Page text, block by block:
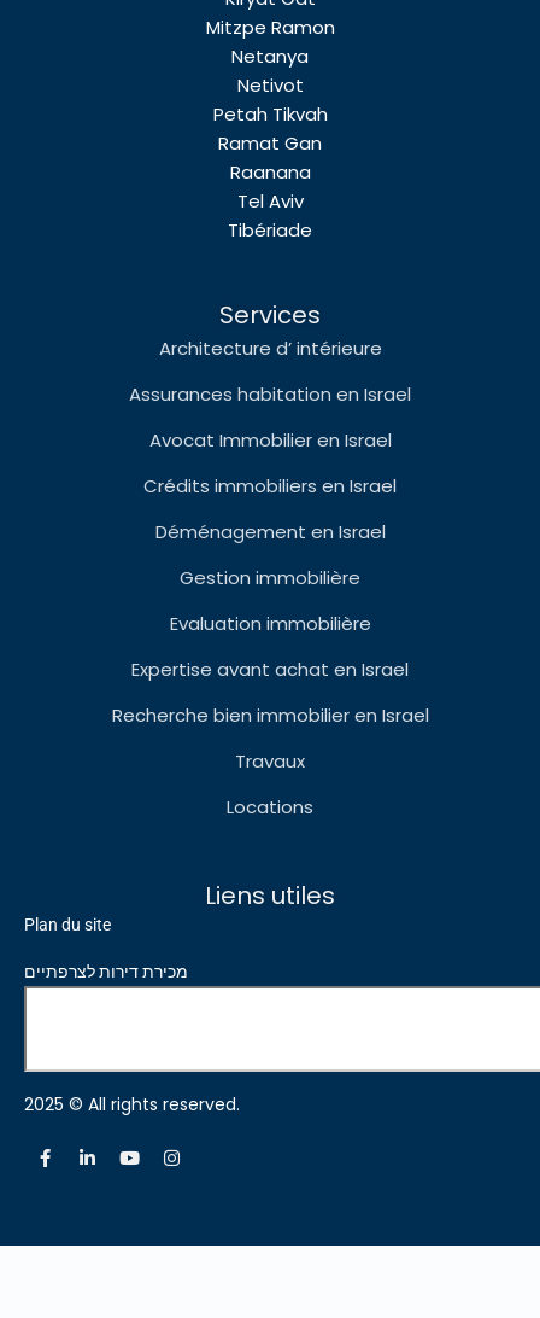
Mitzpe Ramon
Netanya
Netivot
Petah Tikvah
Ramat Gan
Raanana
Tel Aviv
Tibériade
Services
Architecture d’ intérieure
Assurances habitation en Israel
Avocat Immobilier en Israel
Crédits immobiliers en Israel
Déménagement en Israel
Gestion immobilière
Evaluation immobilière
Expertise avant achat en Israel
Recherche bien immobilier en Israel
Travaux
Locations
Liens utiles
Plan du site
מכירת דירות לצרפתיים
2025 © All rights reserved.